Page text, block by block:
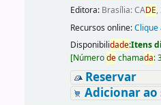
Editora: Brasília: CADE,
Recursos online:Clique
Disponibilidade:Itens
[Númerodechamada:
Reservar
Adicionar